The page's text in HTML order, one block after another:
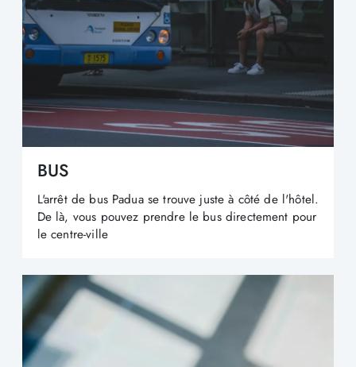
BUS
L'arrêt de bus Padua se trouve juste à côté de l'hôtel.
De là, vous pouvez prendre le bus directement pour
le centre-ville